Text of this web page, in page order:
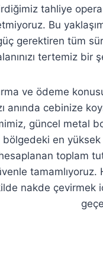
tahliye
Bu
gerektiren tüm
tertemiz bir
ve ödeme
anında cebinize
güncel metal
en
toplam
tamamlıyoruz.
nakde çevirmek